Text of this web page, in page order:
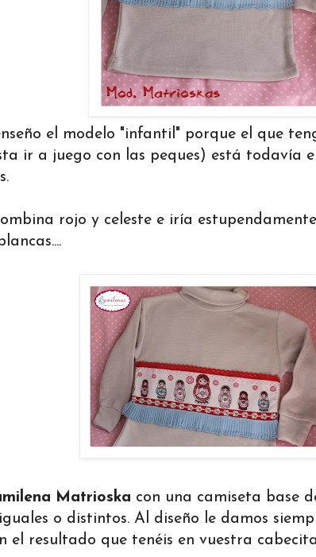
el modelo "infantil" porque el que
ir a juego con las peques) está todavía
rojo y celeste e iría
Matrioska con una camiseta base
o distintos. Al diseño le damos
el resultado que tenéis en vuestra